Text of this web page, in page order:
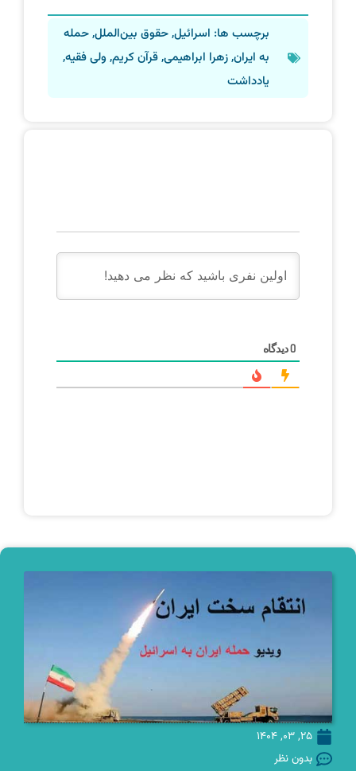
برچسب ها: اسرائیل,حقوق بین‌الملل,حمله
به ایران,زهرا ابراهیمی,قرآن کریم,ولی فقیه,
یادداشت
0دیدگاه
25, 03, 1404
بدون نظر